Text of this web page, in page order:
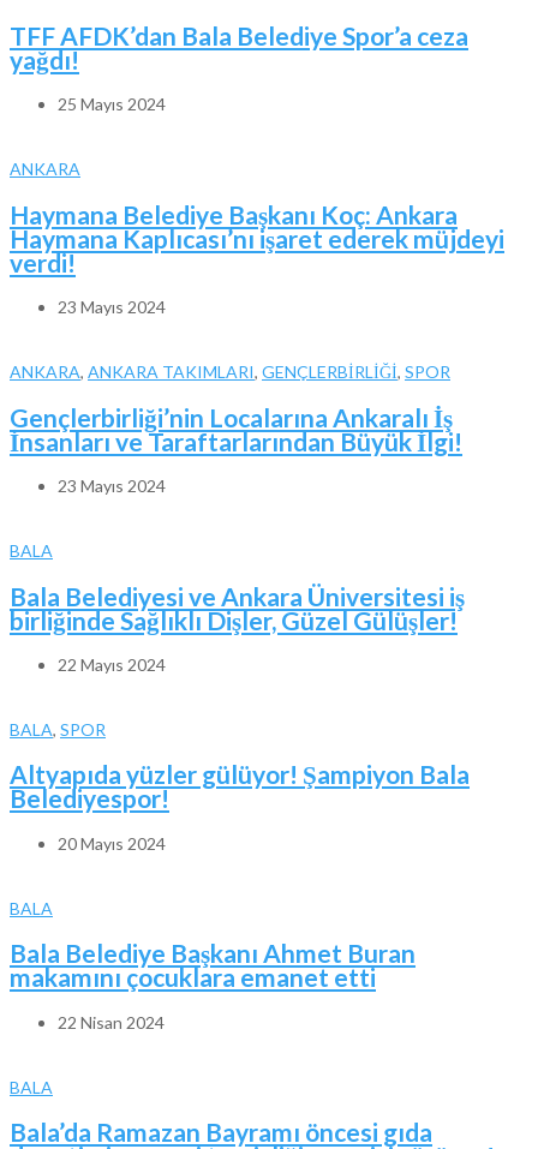
TFF AFDK’dan Bala Belediye Spor’a ceza
yağdı!
25 Mayıs 2024
ANKARA
Haymana Belediye Başkanı Koç: Ankara
Haymana Kaplıcası’nı işaret ederek müjdeyi
verdi!
23 Mayıs 2024
ANKARA, ANKARA TAKIMLARI, GENÇLERBİRLİĞİ, SPOR
Gençlerbirliği’nin Localarına Ankaralı İş
İnsanları ve Taraftarlarından Büyük İlgi!
23 Mayıs 2024
BALA
Bala Belediyesi ve Ankara Üniversitesi iş
birliğinde Sağlıklı Dişler, Güzel Gülüşler!
22 Mayıs 2024
BALA, SPOR
Altyapıda yüzler gülüyor! Şampiyon Bala
Belediyespor!
20 Mayıs 2024
BALA
Bala Belediye Başkanı Ahmet Buran
makamını çocuklara emanet etti
22 Nisan 2024
BALA
Bala’da Ramazan Bayramı öncesi gıda